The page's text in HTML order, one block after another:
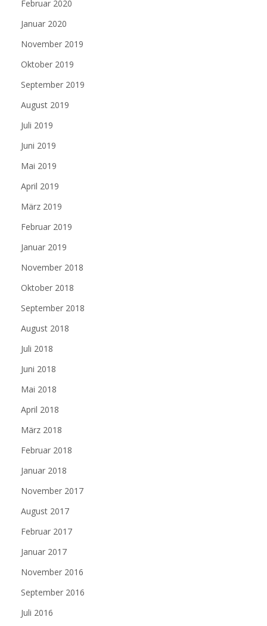
Februar 2020
Januar 2020
November 2019
Oktober 2019
September 2019
August 2019
Juli 2019
Juni 2019
Mai 2019
April 2019
März 2019
Februar 2019
Januar 2019
November 2018
Oktober 2018
September 2018
August 2018
Juli 2018
Juni 2018
Mai 2018
April 2018
März 2018
Februar 2018
Januar 2018
November 2017
August 2017
Februar 2017
Januar 2017
November 2016
September 2016
Juli 2016